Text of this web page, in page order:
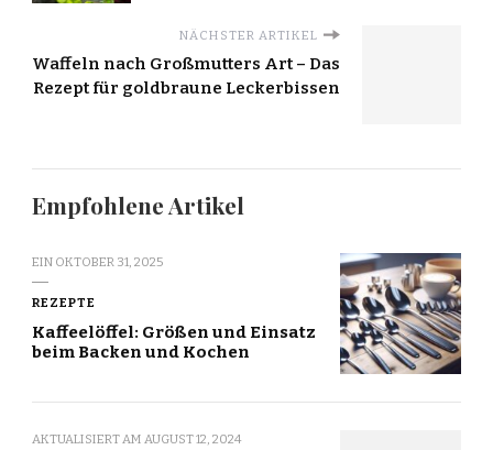
NÄCHSTER ARTIKEL
Waffeln nach Großmutters Art – Das
Rezept für goldbraune Leckerbissen
Empfohlene Artikel
EIN OKTOBER 31, 2025
REZEPTE
Kaffeelöffel: Größen und Einsatz
beim Backen und Kochen
AKTUALISIERT AM AUGUST 12, 2024